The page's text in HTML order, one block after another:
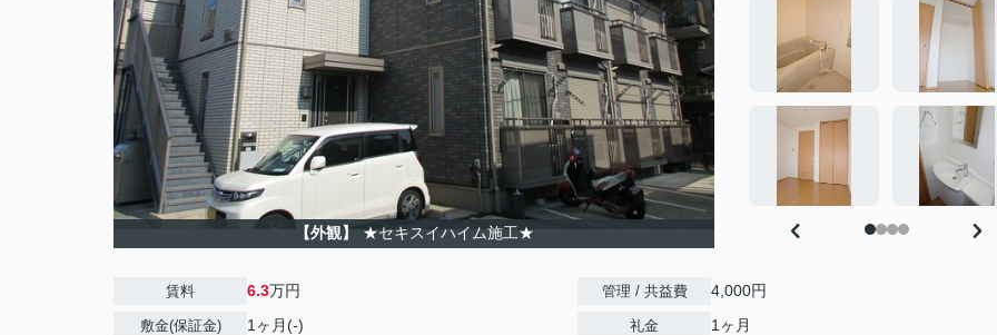
【外観】 ★セキスイハイム施工★
賃料 6.3万円
敷金(保証金) 1ヶ月(-)
管理 / 共益費 4,000円
礼金 1ヶ月